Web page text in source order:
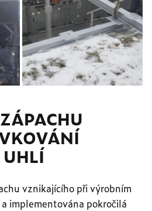
vznikajícího při výrobním
implementována pokročilá